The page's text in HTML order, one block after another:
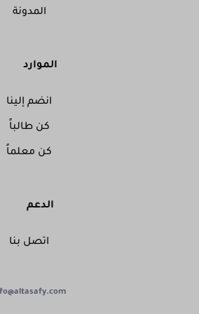
المدونة
الموارد
انضم إلينا
كن طالباً
كن معلماً
الدعم
اتصل بنا